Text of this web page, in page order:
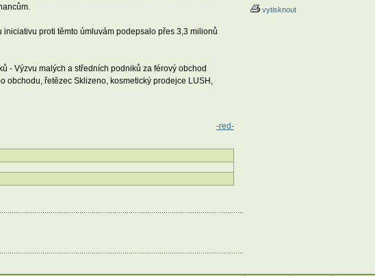
proti těmto úmluvám podepsalo přes 3,3 milionů
- Výzvu malých a středních podniků za férový obchod
řetězec Sklizeno, kosmetický prodejce LUSH,
-red-
vytisknout